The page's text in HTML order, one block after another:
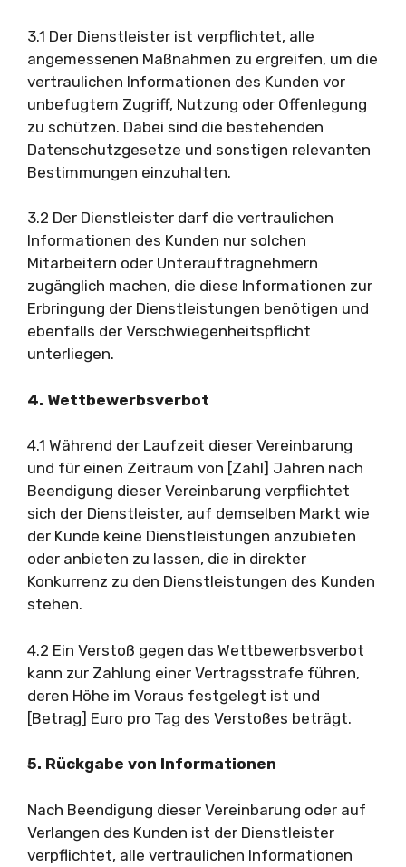
3.1 Der Dienstleister ist verpflichtet, alle
angemessenen Maßnahmen zu ergreifen, um die
vertraulichen Informationen des Kunden vor
unbefugtem Zugriff, Nutzung oder Offenlegung
zu schützen. Dabei sind die bestehenden
Datenschutzgesetze und sonstigen relevanten
Bestimmungen einzuhalten.
3.2 Der Dienstleister darf die vertraulichen
Informationen des Kunden nur solchen
Mitarbeitern oder Unterauftragnehmern
zugänglich machen, die diese Informationen zur
Erbringung der Dienstleistungen benötigen und
ebenfalls der Verschwiegenheitspflicht
unterliegen.
4. Wettbewerbsverbot
4.1 Während der Laufzeit dieser Vereinbarung
und für einen Zeitraum von [Zahl] Jahren nach
Beendigung dieser Vereinbarung verpflichtet
sich der Dienstleister, auf demselben Markt wie
der Kunde keine Dienstleistungen anzubieten
oder anbieten zu lassen, die in direkter
Konkurrenz zu den Dienstleistungen des Kunden
stehen.
4.2 Ein Verstoß gegen das Wettbewerbsverbot
kann zur Zahlung einer Vertragsstrafe führen,
deren Höhe im Voraus festgelegt ist und
[Betrag] Euro pro Tag des Verstoßes beträgt.
5. Rückgabe von Informationen
Nach Beendigung dieser Vereinbarung oder auf
Verlangen des Kunden ist der Dienstleister
verpflichtet, alle vertraulichen Informationen